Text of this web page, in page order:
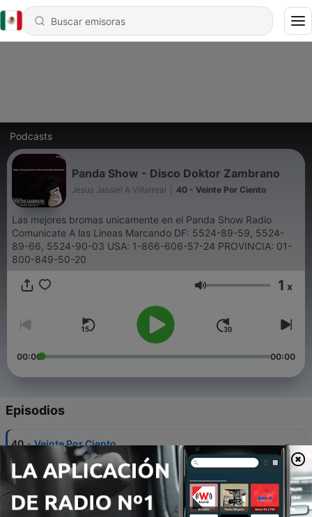
Podcasts
Panda Show - Disco Doktor Zambrano
Jesus Jassiel A Villarreal 40 - Veinte Por Ciento
Las mejores bromas unicamente en el Panda Show Radio
Comunicate A las Lineas Marcando DF: 5524-89-59, 5524-
89-66, 5524-90-03 USA: 1-866-606-57-24 PROVINCIA: 01-
800-849-50-20
Volumen 1 x
00:00 00:00
Episodios
40 - Veinte Por Ciento
18 mayo 2016
39 Tu Sabes Cómo Se Maneja
18 mayo 2016